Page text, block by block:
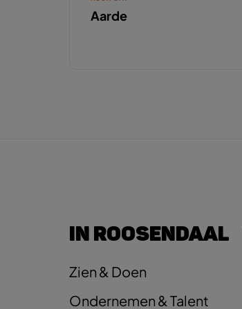
Aarde
IN ROOSENDAAL
Zien & Doen
Ondernemen & Talent